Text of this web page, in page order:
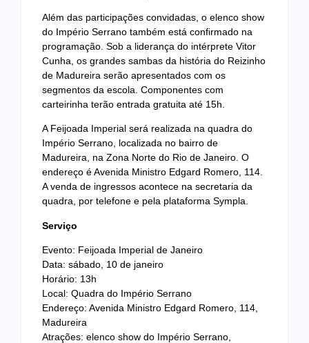
Além das participações convidadas, o elenco show
do Império Serrano também está confirmado na
programação. Sob a liderança do intérprete Vitor
Cunha, os grandes sambas da história do Reizinho
de Madureira serão apresentados com os
segmentos da escola. Componentes com
carteirinha terão entrada gratuita até 15h.
A Feijoada Imperial será realizada na quadra do
Império Serrano, localizada no bairro de
Madureira, na Zona Norte do Rio de Janeiro. O
endereço é Avenida Ministro Edgard Romero, 114.
A venda de ingressos acontece na secretaria da
quadra, por telefone e pela plataforma Sympla.
Serviço
Evento: Feijoada Imperial de Janeiro
Data: sábado, 10 de janeiro
Horário: 13h
Local: Quadra do Império Serrano
Endereço: Avenida Ministro Edgard Romero, 114,
Madureira
Atrações: elenco show do Império Serrano,